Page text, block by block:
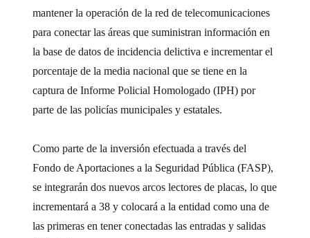
mantener la operación de la red de telecomunicaciones
para conectar las áreas que suministran información en
la base de datos de incidencia delictiva e incrementar el
porcentaje de la media nacional que se tiene en la
captura de Informe Policial Homologado (IPH) por
parte de las policías municipales y estatales.
Como parte de la inversión efectuada a través del
Fondo de Aportaciones a la Seguridad Pública (FASP),
se integrarán dos nuevos arcos lectores de placas, lo que
incrementará a 38 y colocará a la entidad como una de
las primeras en tener conectadas las entradas y salidas